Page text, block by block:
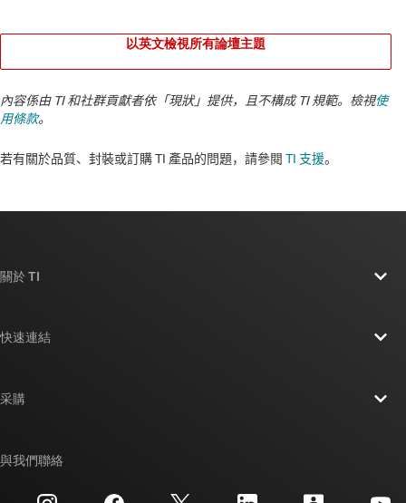
以英文檢視所有論壇主題
內容係由 TI 和社群貢獻者依「現狀」提供，且不構成 TI 規範。檢視使
用條款。
若有關於品質、封裝或訂購 TI 產品的問題，請參閱 TI 支援。​​​​​​​​​​​​​​
關於 TI
快速連結
交互參考搜索
客戶支援中心
采購
與我們聯絡